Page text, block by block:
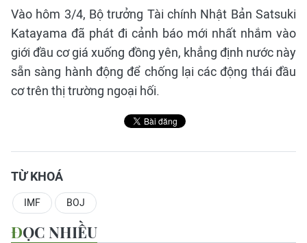
Vào hôm 3/4, Bộ trưởng Tài chính Nhật Bản Satsuki
Katayama đã phát đi cảnh báo mới nhất nhắm vào
giới đầu cơ giá xuống đồng yên, khẳng định nước này
sẵn sàng hành động để chống lại các động thái đầu
cơ trên thị trường ngoại hối.
TỪ KHOÁ
IMF BOJ
ĐỌC NHIỀU